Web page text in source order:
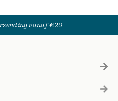
vanaf €20